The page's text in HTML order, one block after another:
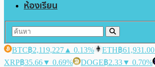
ห้องเรียน
BTC฿2,119,227 ▲ 0.13% ETH฿61,931.00
XRP฿35.66▼ 0.69% DOGE฿2.33▼ 0.70%